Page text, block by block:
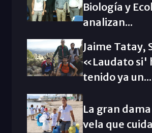
Biología y
analizan...
Jaime Tatay,
«Laudato si'
tenido ya un...
La gran
vela que